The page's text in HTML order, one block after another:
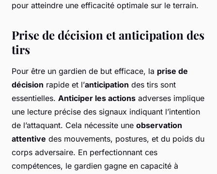
pour atteindre une efficacité optimale sur le terrain.
Prise de décision et anticipation des
tirs
Pour être un gardien de but efficace, la prise de
décision rapide et l’anticipation des tirs sont
essentielles. Anticiper les actions adverses implique
une lecture précise des signaux indiquant l’intention
de l’attaquant. Cela nécessite une observation
attentive des mouvements, postures, et du poids du
corps adversaire. En perfectionnant ces
compétences, le gardien gagne en capacité à